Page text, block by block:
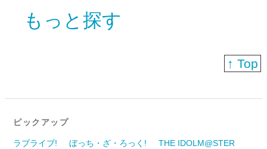
もっと探す
↑ Top
ピックアップ
ラブライブ! ぼっち・ざ・ろっく!
THE IDOLM@STER